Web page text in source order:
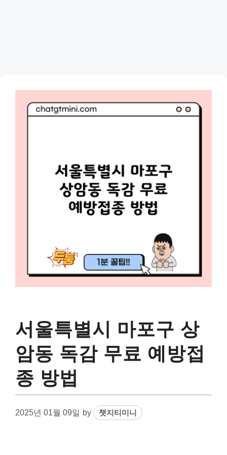
서울특별시 마포구 상
암동 독감 무료 예방접
종 방법
2025년 01월 09일 by 챗지티미니